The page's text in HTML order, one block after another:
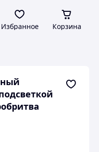
Избранное Корзина